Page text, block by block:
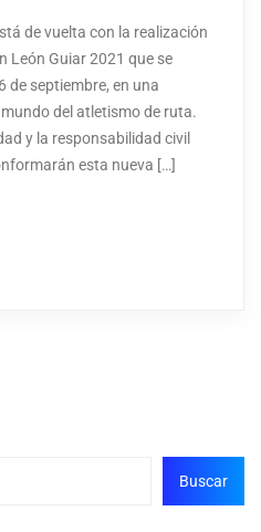
de vuelta con la realización
León Guiar 2021 que se
de septiembre, en una
del atletismo de ruta.
y la responsabilidad civil
esta nueva […]
Buscar